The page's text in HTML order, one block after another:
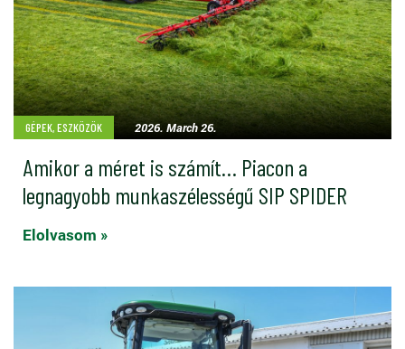
GÉPEK, ESZKÖZÖK 2026. March 26.
Amikor a méret is számít… Piacon a
legnagyobb munkaszélességű SIP SPIDER
Elolvasom »